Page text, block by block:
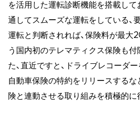
を活用した運転診断機能を搭載して
通してスムーズな運転をしている、
運転と判断されれば、保険料が最大
う国内初のテレマティクス保険も付
た、直近ですと、ドライブレコーダ
自動車保険の特約をリリースするな
険と連動させる取り組みを積極的に